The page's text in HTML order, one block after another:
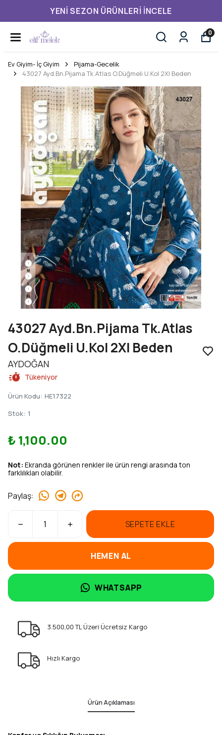
YENI SEZON ÜRÜNLERI İNCELE
0
Ev Giyim- İç Giyim
Pijama-Gecelik
43027 Ayd.Bn.Pijama Tk.Atlas O.Düğmeli U.Kol 2Xl Beden
43027 Ayd.Bn.Pijama Tk.Atlas
O.Düğmeli U.Kol 2Xl Beden
AYDOĞAN
Tükeniyor
Ürün Kodu: HE17322
Stok: 1
₺ 1,100.00
Not: Ekranda görünen renkler ile ürün rengi arasında ton
farklılıkları olabilir.
Paylaş:
SEPETE EKLE
HEMEN AL
WHATSAPP
3.500,00 TL Üzeri Ücretsiz Kargo
Hızlı Kargo
Ürün Açıklaması